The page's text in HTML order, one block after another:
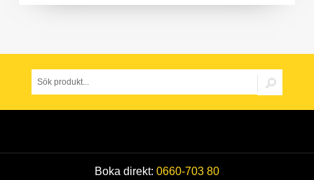
Boka direkt: 0660-703 80